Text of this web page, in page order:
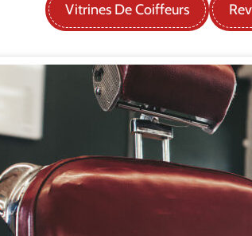
Vitrines De Coiffeurs